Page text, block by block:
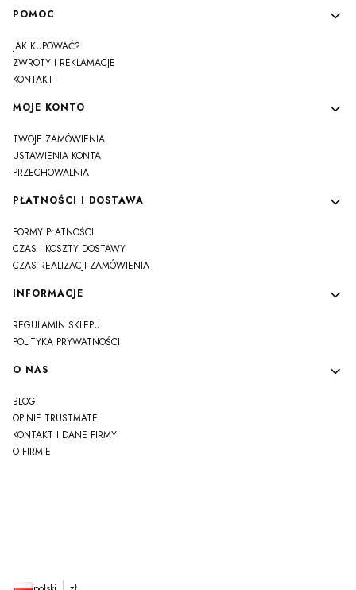
Linki w stopce
POMOC
JAK KUPOWAĆ?
ZWROTY I REKLAMACJE
KONTAKT
MOJE KONTO
TWOJE ZAMÓWIENIA
USTAWIENIA KONTA
PRZECHOWALNIA
PŁATNOŚCI I DOSTAWA
FORMY PŁATNOŚCI
CZAS I KOSZTY DOSTAWY
CZAS REALIZACJI ZAMÓWIENIA
INFORMACJE
REGULAMIN SKLEPU
POLITYKA PRYWATNOŚCI
O NAS
BLOG
OPINIE TRUSTMATE
KONTAKT I DANE FIRMY
O FIRMIE